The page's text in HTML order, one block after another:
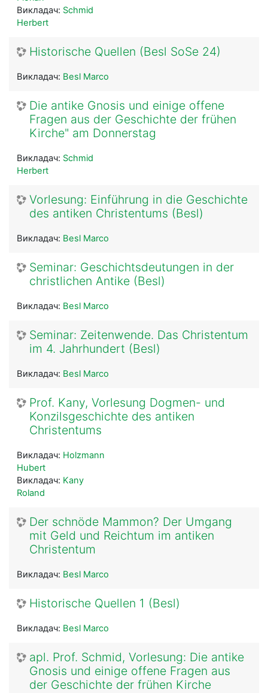
Викладач: Schmid
Herbert
Historische Quellen (Besl SoSe 24)
Викладач: Besl Marco
Die antike Gnosis und einige offene
Fragen aus der Geschichte der frühen
Kirche" am Donnerstag
Викладач: Schmid
Herbert
Vorlesung: Einführung in die Geschichte
des antiken Christentums (Besl)
Викладач: Besl Marco
Seminar: Geschichtsdeutungen in der
christlichen Antike (Besl)
Викладач: Besl Marco
Seminar: Zeitenwende. Das Christentum
im 4. Jahrhundert (Besl)
Викладач: Besl Marco
Prof. Kany, Vorlesung Dogmen- und
Konzilsgeschichte des antiken
Christentums
Викладач: Holzmann
Hubert
Викладач: Kany
Roland
Der schnöde Mammon? Der Umgang
mit Geld und Reichtum im antiken
Christentum
Викладач: Besl Marco
Historische Quellen 1 (Besl)
Викладач: Besl Marco
apl. Prof. Schmid, Vorlesung: Die antike
Gnosis und einige offene Fragen aus
der Geschichte der frühen Kirche